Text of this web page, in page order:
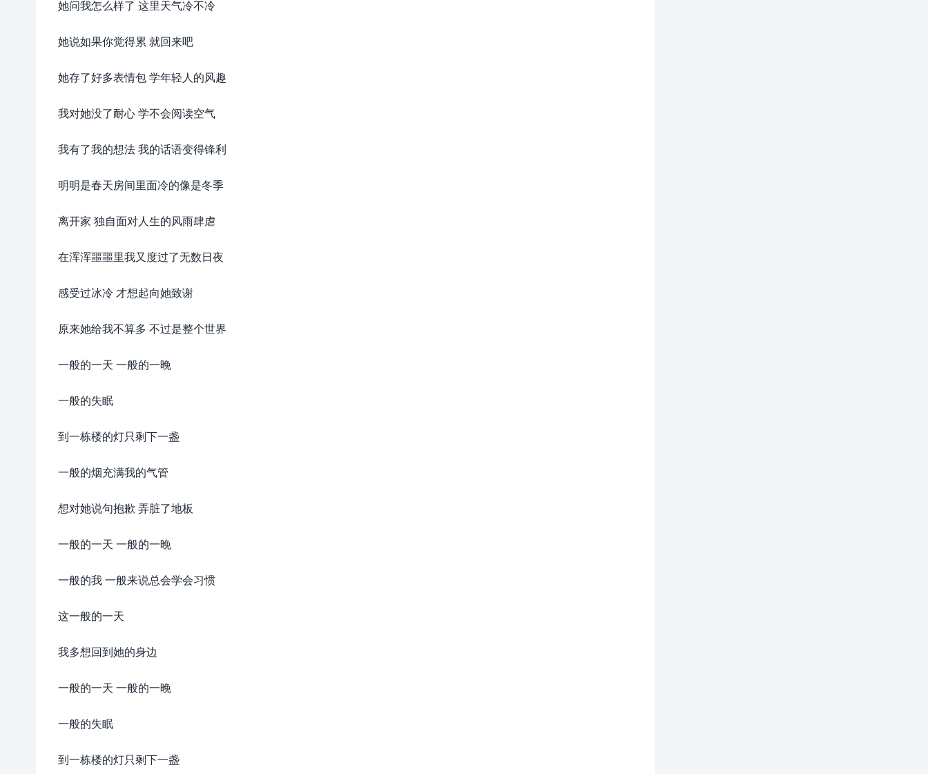
她问我怎么样了 这里天气冷不冷
她说如果你觉得累 就回来吧
她存了好多表情包 学年轻人的风趣
我对她没了耐心 学不会阅读空气
我有了我的想法 我的话语变得锋利
明明是春天房间里面冷的像是冬季
离开家 独自面对人生的风雨肆虐
在浑浑噩噩里我又度过了无数日夜
感受过冰冷 才想起向她致谢
原来她给我不算多 不过是整个世界
一般的一天 一般的一晚
一般的失眠
到一栋楼的灯只剩下一盏
一般的烟充满我的气管
想对她说句抱歉 弄脏了地板
一般的一天 一般的一晚
一般的我 一般来说总会学会习惯
这一般的一天
我多想回到她的身边
一般的一天 一般的一晚
一般的失眠
到一栋楼的灯只剩下一盏